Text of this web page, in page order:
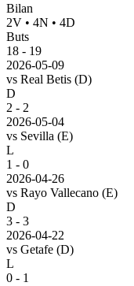
Bilan
2V • 4N • 4D
Buts
18 - 19
2026-05-09
vs Real Betis (D)
D
2 - 2
2026-05-04
vs Sevilla (E)
L
1 - 0
2026-04-26
vs Rayo Vallecano (E)
D
3 - 3
2026-04-22
vs Getafe (D)
L
0 - 1